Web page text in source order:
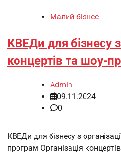
Малий бізнес
КВЕДи для бізнесу з
концертів та шоу-
Admin
09.11.2024
0
КВЕДи для бізнесу з
програм Організація